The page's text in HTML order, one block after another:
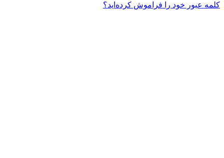
کلمه عبور خود را فراموش کرده‌اید؟